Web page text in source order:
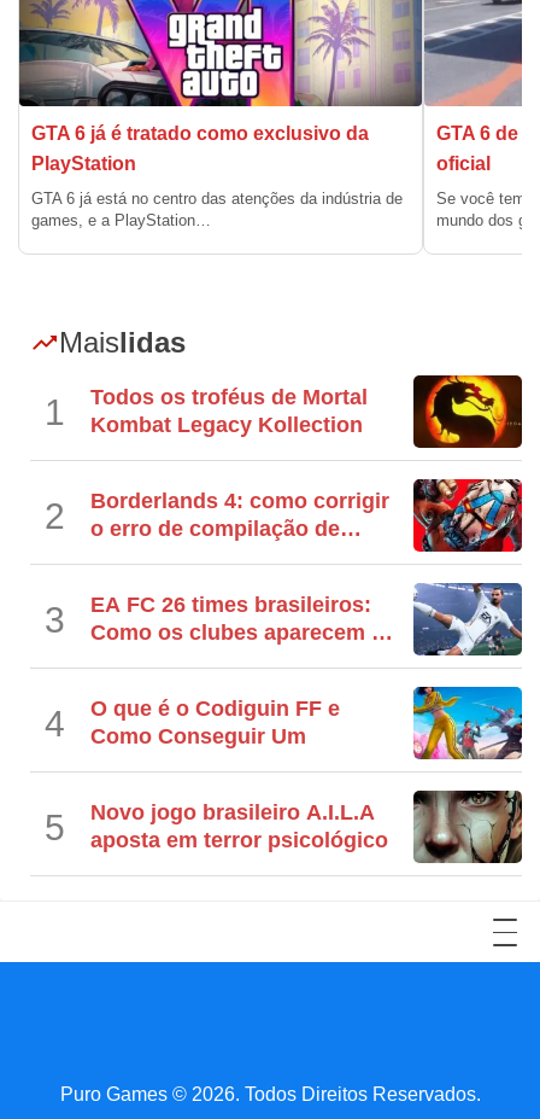
GTA 6 já é tratado como exclusivo da
PlayStation
GTA 6 já está no centro das atenções da indústria de
games, e a PlayStation…
GTA 6 de
oficial
Se você tem
mundo dos
Maislidas
1
Todos os troféus de Mortal
Kombat Legacy Kollection
2
Borderlands 4: como corrigir
o erro de compilação de
3
EA FC 26 times brasileiros:
Como os clubes aparecem no
4
O que é o Codiguin FF e
Como Conseguir Um
5
Novo jogo brasileiro A.I.L.A
aposta em terror psicológico
Puro Games © 2026. Todos Direitos Reservados.